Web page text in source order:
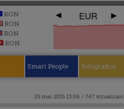
RON
RON
RON
RON
EUR
Smart People Infografice
25 mai 2015 13:06 / 747 vizualizari